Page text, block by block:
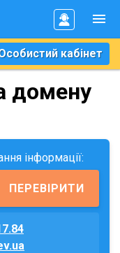
кабінет
домену
інформації:
ПЕРЕВІРИТИ